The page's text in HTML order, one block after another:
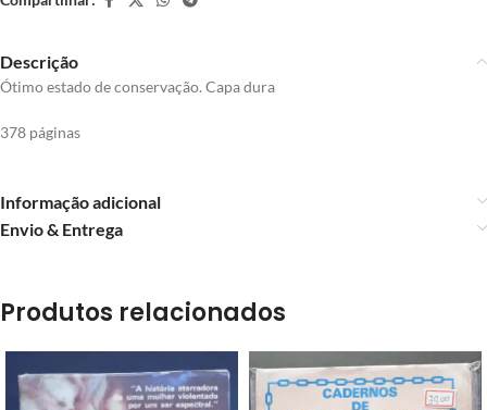
Descrição
Ótimo estado de conservação. Capa dura
378 páginas
Informação adicional
Envio & Entrega
Produtos relacionados